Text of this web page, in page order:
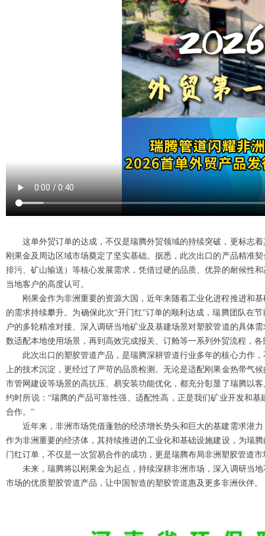
这单外贸订单的达成，不仅是瑞腾外贸领域的持续突破，更标志
刚果金及周边区域市场奠定了坚实基础。据悉，此次出口的产品精准
排污、矿山输送）等核心发展需求，凭借过硬的品质、优异的耐候性
当地客户的高度认可。
刚果金作为非洲重要的资源大国，近年来随着工业化进程推进和
的需求持续攀升。为确保此次“开门红”订单的顺利达成，瑞腾团队在
户的多轮精准对接、深入调研当地矿业及基建场景对塑胶管道的具体
数适配本地使用场景，再到高效完成报关、订舱等一系列外贸流程，
此次出口的塑胶管道产品，是瑞腾深耕管道行业多年的核心力作
上的技术沉淀，更经过了严苛的品质检测。无论是适配刚果金热带气
市管网建设等场景的高抗压、易安装功能优化，都充分彰显了瑞腾以
约时所说：“瑞腾的产品可靠性强、适配性高，正是我们矿业开发和
合作。”
近年来，非洲市场凭借蓬勃的经济增长势头和巨大的基建需求潜
作为非洲重要的经济体，其持续推进的工业化和基础设施建设，为瑞
门红订单，不仅是一次贸易合作的成功，更是瑞腾布局非洲塑胶管道
未来，瑞腾将以刚果金为起点，持续深耕非洲市场，深入调研当
市场的优质塑胶管道产品，让中国智造的塑胶管道惠及更多非洲伙伴。